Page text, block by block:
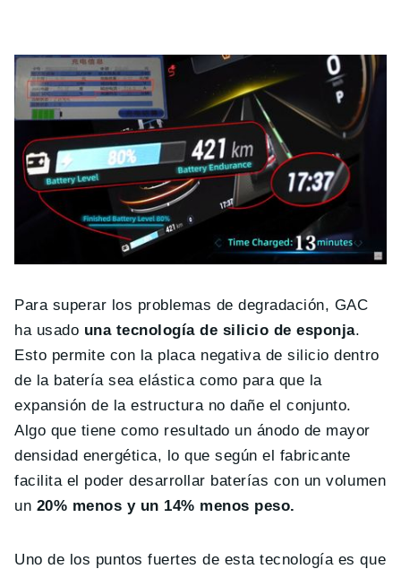
Para superar los problemas de degradación, GAC
ha usado una tecnología de silicio de esponja.
Esto permite con la placa negativa de silicio dentro
de la batería sea elástica como para que la
expansión de la estructura no dañe el conjunto.
Algo que tiene como resultado un ánodo de mayor
densidad energética, lo que según el fabricante
facilita el poder desarrollar baterías con un volumen
un 20% menos y un 14% menos peso.
Uno de los puntos fuertes de esta tecnología es que